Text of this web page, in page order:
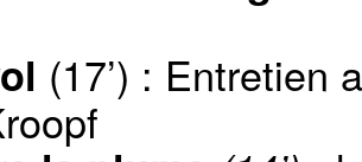
(17’) : Entretien